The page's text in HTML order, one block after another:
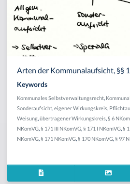
Arten der Kommunalaufsicht, §§
Keywords
Kommunales Selbstverwaltungsrecht
Sonderaufsicht eigener Wirkungskreis
Weisung übertragener Wirkungskreis § 6
NKomVG § 171 III NKomVG § 171 I NKomVG §
NKomVG § 171 NKomVG § 170 NKomVG § 97